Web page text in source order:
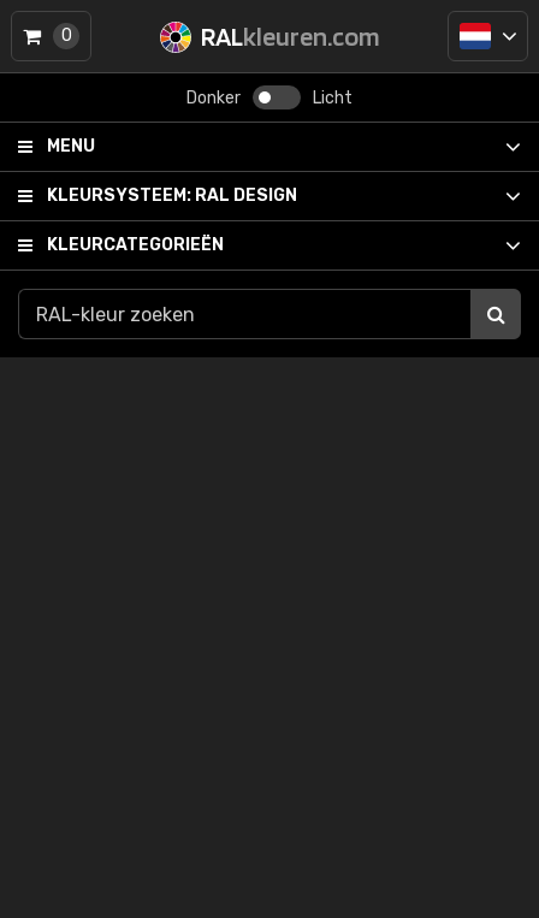
RALkleuren.com
Donker Licht
MENU
KLEURSYSTEEM: RAL DESIGN
KLEURCATEGORIEËN
0